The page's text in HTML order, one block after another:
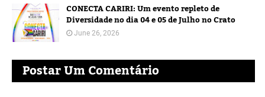
CONECTA CARIRI: Um evento repleto de
Diversidade no dia 04 e 05 de Julho no Crato
June 26, 2026
Postar Um Comentário